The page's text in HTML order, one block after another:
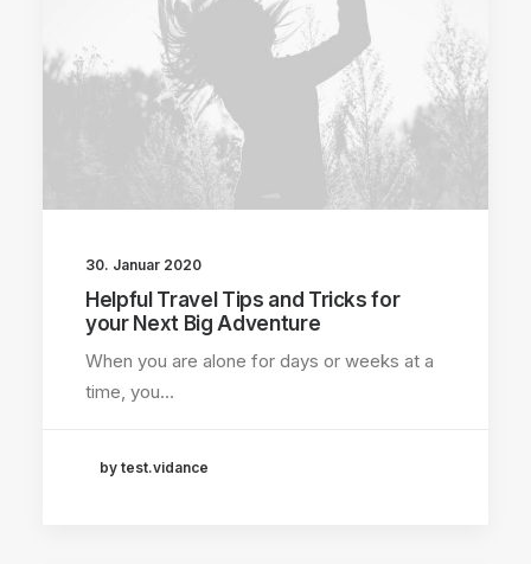
30. Januar 2020
Helpful Travel Tips and Tricks for
your Next Big Adventure
When you are alone for days or weeks at a
time, you…
by test.vidance